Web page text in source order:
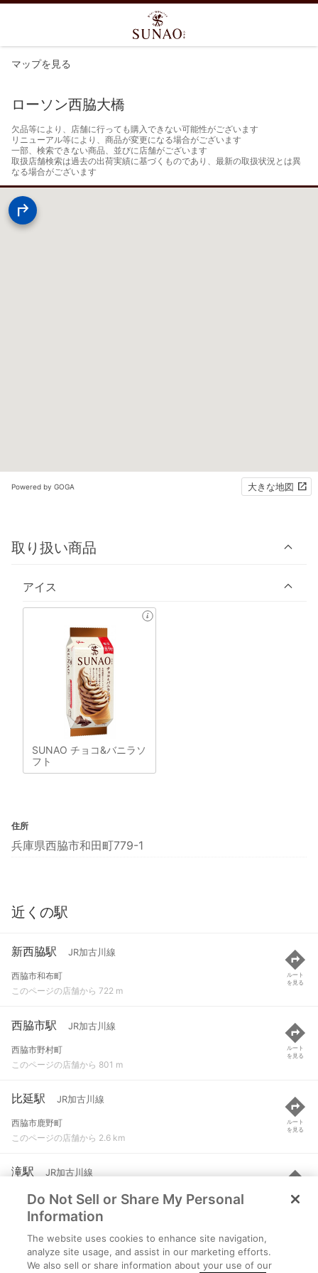
マップを見る
ローソン西脇大橋
欠品等により、店舗に行っても購入できない可能性がございます
リニューアル等により、商品が変更になる場合がございます
一部、検索できない商品、並びに店舗がございます
取扱店舗検索は過去の出荷実績に基づくものであり、最新の取扱状況とは異
なる場合がございます
Powered by GOGA 大きな地図
取り扱い商品
アイス
SUNAO チョコ&バニラソ
フト
住所
兵庫県西脇市和田町779-1
近くの駅
新西脇駅 JR加古川線
西脇市和布町
このページの店舗から 722 m
ルート
を見る
西脇市駅 JR加古川線
西脇市野村町
このページの店舗から 801 m
ルート
を見る
比延駅 JR加古川線
西脇市鹿野町
このページの店舗から 2.6 km
ルート
を見る
滝駅 JR加古川線
加東市上滝野
このページの店舗から 3.4 km
ルート
を見る
日本へそ公園駅 JR加古川線
西脇市上比延町大字芦谷滝ノ上
Do Not Sell or Share My Personal
Information
The website uses cookies to enhance site navigation,
analyze site usage, and assist in our marketing efforts.
We also sell or share information about your use of our